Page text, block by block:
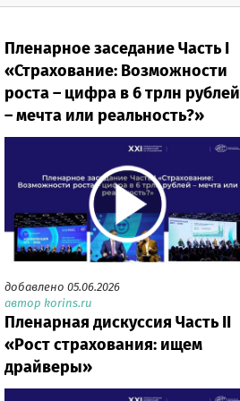
Пленарное заседание Часть I
«Страхование: Возможности
роста – цифра в 6 трлн рублей
– мечта или реальность?»
добавлено 05.06.2026
автор korins.ru
Пленарная дискуссия Часть II
«Рост страхования: ищем
драйверы»